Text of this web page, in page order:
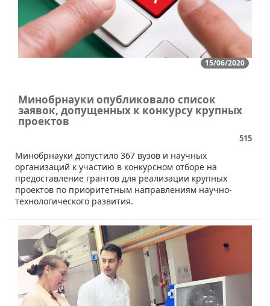
15/06/2020
Минобрнауки опубликовало список
заявок, допущенных к конкурсу крупных
проектов
515
​Минобрнауки допустило 367 вузов и научных
организаций к участию в конкурсном отборе на
предоставление грантов для реализации крупных
проектов по приоритетным направлениям научно-
технологического развития.